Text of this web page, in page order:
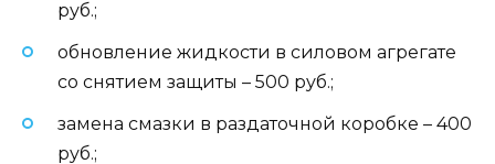
руб.;
обновление жидкости в силовом агрегате
со снятием защиты – 500 руб.;
замена смазки в раздаточной коробке – 400
руб.;